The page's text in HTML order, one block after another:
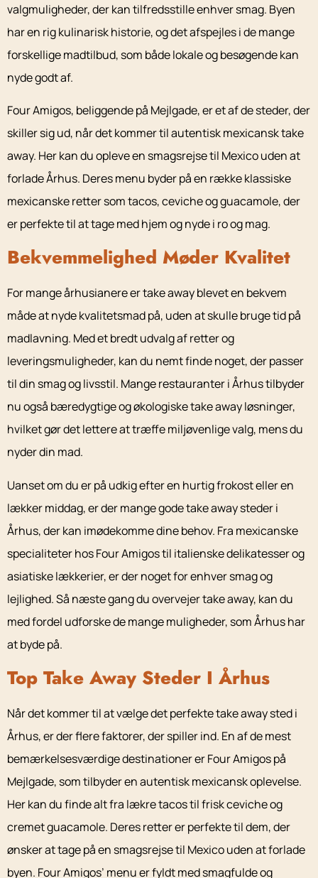
valgmuligheder, der kan tilfredsstille enhver smag. Byen
har en rig kulinarisk historie, og det afspejles i de mange
forskellige madtilbud, som både lokale og besøgende kan
nyde godt af.
Four Amigos, beliggende på Mejlgade, er et af de steder, der
skiller sig ud, når det kommer til autentisk mexicansk take
away. Her kan du opleve en smagsrejse til Mexico uden at
forlade Århus. Deres menu byder på en række klassiske
mexicanske retter som tacos, ceviche og guacamole, der
er perfekte til at tage med hjem og nyde i ro og mag.
Bekvemmelighed Møder Kvalitet
For mange århusianere er take away blevet en bekvem
måde at nyde kvalitetsmad på, uden at skulle bruge tid på
madlavning. Med et bredt udvalg af retter og
leveringsmuligheder, kan du nemt finde noget, der passer
til din smag og livsstil. Mange restauranter i Århus tilbyder
nu også bæredygtige og økologiske take away løsninger,
hvilket gør det lettere at træffe miljøvenlige valg, mens du
nyder din mad.
Uanset om du er på udkig efter en hurtig frokost eller en
lækker middag, er der mange gode take away steder i
Århus, der kan imødekomme dine behov. Fra mexicanske
specialiteter hos Four Amigos til italienske delikatesser og
asiatiske lækkerier, er der noget for enhver smag og
lejlighed. Så næste gang du overvejer take away, kan du
med fordel udforske de mange muligheder, som Århus har
at byde på.
Top Take Away Steder I Århus
Når det kommer til at vælge det perfekte take away sted i
Århus, er der flere faktorer, der spiller ind. En af de mest
bemærkelsesværdige destinationer er Four Amigos på
Mejlgade, som tilbyder en autentisk mexicansk oplevelse.
Her kan du finde alt fra lækre tacos til frisk ceviche og
cremet guacamole. Deres retter er perfekte til dem, der
ønsker at tage på en smagsrejse til Mexico uden at forlade
byen. Four Amigos’ menu er fyldt med smagfulde og